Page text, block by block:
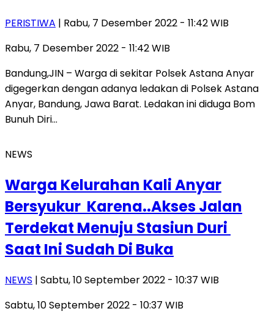
PERISTIWA | Rabu, 7 Desember 2022 - 11:42 WIB
Rabu, 7 Desember 2022 - 11:42 WIB
Bandung,JIN – Warga di sekitar Polsek Astana Anyar
digegerkan dengan adanya ledakan di Polsek Astana
Anyar, Bandung, Jawa Barat. Ledakan ini diduga Bom
Bunuh Diri…
NEWS
Warga Kelurahan Kali Anyar
Bersyukur Karena..Akses Jalan
Terdekat Menuju Stasiun Duri
Saat Ini Sudah Di Buka
NEWS | Sabtu, 10 September 2022 - 10:37 WIB
Sabtu, 10 September 2022 - 10:37 WIB